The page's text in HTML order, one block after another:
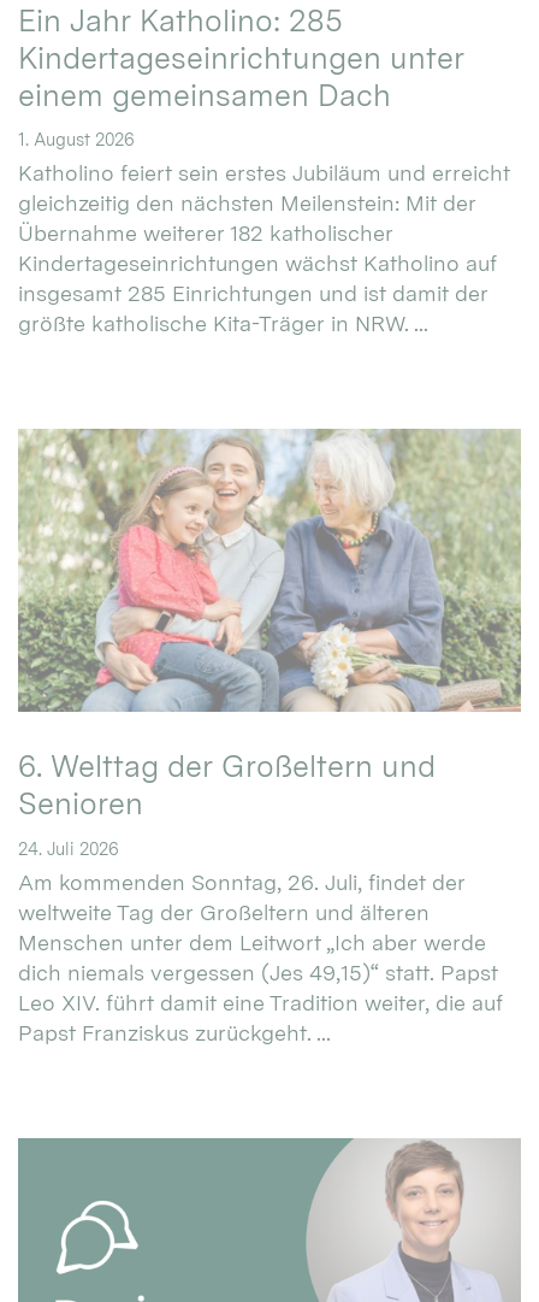
Ein Jahr Katholino: 285
Kindertageseinrichtungen unter
einem gemeinsamen Dach
1. August 2026
Katholino feiert sein erstes Jubiläum und erreicht
gleichzeitig den nächsten Meilenstein: Mit der
Übernahme weiterer 182 katholischer
Kindertageseinrichtungen wächst Katholino auf
insgesamt 285 Einrichtungen und ist damit der
größte katholische Kita-Träger in NRW. ...
6. Welttag der Großeltern und
Senioren
24. Juli 2026
Am kommenden Sonntag, 26. Juli, findet der
weltweite Tag der Großeltern und älteren
Menschen unter dem Leitwort „Ich aber werde
dich niemals vergessen (Jes 49,15)“ statt. Papst
Leo XIV. führt damit eine Tradition weiter, die auf
Papst Franziskus zurückgeht. ...